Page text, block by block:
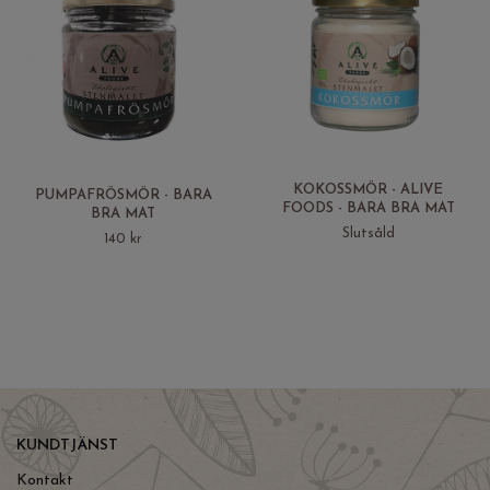
PUMPAFRÖSMÖR - BARA
BRA MAT
140 kr
KOKOSSMÖR - ALIVE
FOODS - BARA BRA MAT
Slutsåld
KUNDTJÄNST
Kontakt